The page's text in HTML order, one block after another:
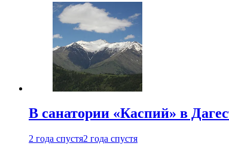
В санатории «Каспий» в
2 года спустя2 года спустя